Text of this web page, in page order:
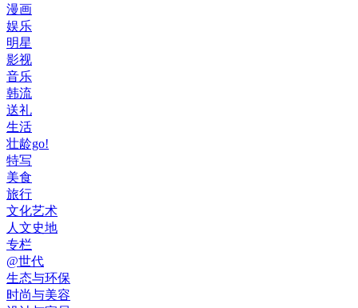
漫画
娱乐
明星
影视
音乐
韩流
送礼
生活
壮龄go!
特写
美食
旅行
文化艺术
人文史地
专栏
@世代
生态与环保
时尚与美容